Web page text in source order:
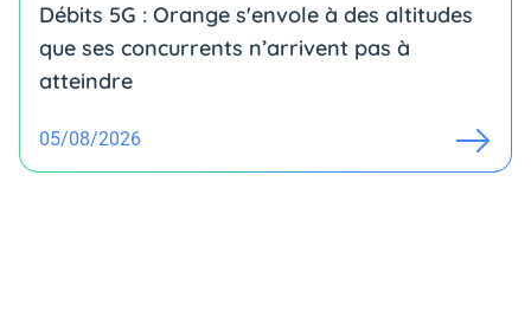
Débits 5G : Orange s'envole à des altitudes
que ses concurrents n’arrivent pas à
atteindre
05/08/2026